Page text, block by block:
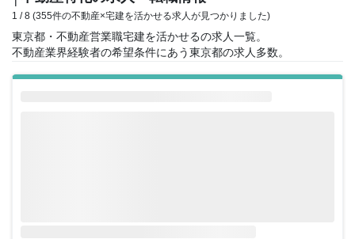
1 / 8 (355件の不動産×宅建を活かせる求人が見つかりました)
東京都・不動産営業職宅建を活かせるの求人一覧。
不動産業界経験者の希望条件にあう東京都の求人多数。